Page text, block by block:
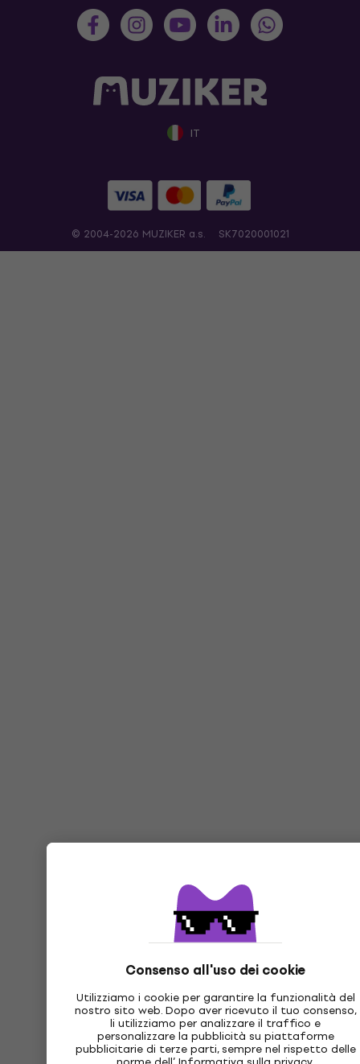
Consenso all'uso dei cookie
Utilizziamo i cookie per garantire la funzionalità del
nostro sito web. Dopo aver ricevuto il tuo consenso,
li utilizziamo per analizzare il traffico e
personalizzare la pubblicità su piattaforme
pubblicitarie di terze parti, sempre nel rispetto delle
IT
© 2004-2026 MUZIKER a.s. SK7020001021